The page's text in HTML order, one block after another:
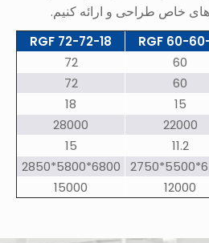
خاص طراحی و ارائه کنیم.
RGF 60-
RGF 72-72-18
60
72
60
72
15
18
22000
28000
11.2
15
6800*5800*2850
12000
15000